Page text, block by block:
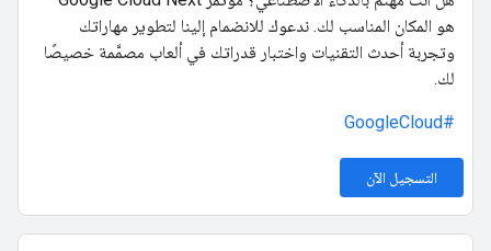
هو المكان المناسب لك. ندعوك للانضمام إلينا لتطوير مهاراتك
وتجربة أحدث التقنيات واختبار قدراتك في ألعاب مصمَّمة خصيصًا
لك.
#GoogleCloud
التسجيل الآن